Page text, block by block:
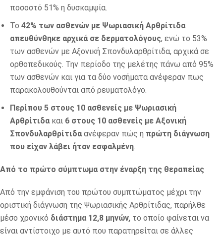
ποσοστό 51% η δυσκαμψία.
Το 42% των ασθενών με Ψωριασική Αρθρίτιδα
απευθύνθηκε αρχικά σε δερματολόγους, ενώ το 53%
των ασθενών με Αξονική Σπονδυλαρθρίτιδα, αρχικά σε
ορθοπεδικούς. Την περίοδο της μελέτης πάνω από 95%
των ασθενών και για τα δύο νοσήματα ανέφεραν πως
παρακολουθούνται από ρευματολόγο.
Περίπου 5 στους 10 ασθενείς με Ψωριασική
Αρθρίτιδα και 6 στους 10 ασθενείς με Αξονική
Σπονδυλαρθρίτιδα ανέφεραν πώς η πρώτη διάγνωση
που είχαν λάβει ήταν εσφαλμένη
Από το πρώτο σύμπτωμα στην έναρξη της θεραπείας
Από την εμφάνιση του πρώτου συμπτώματος μέχρι την
οριστική διάγνωση της Ψωριασικής Αρθρίτιδας, παρήλθε
μέσο χρονικό διάστημα 12,8 μηνών, το οποίο φαίνεται να
είναι αντίστοιχο με αυτό που παρατηρείται σε άλλες